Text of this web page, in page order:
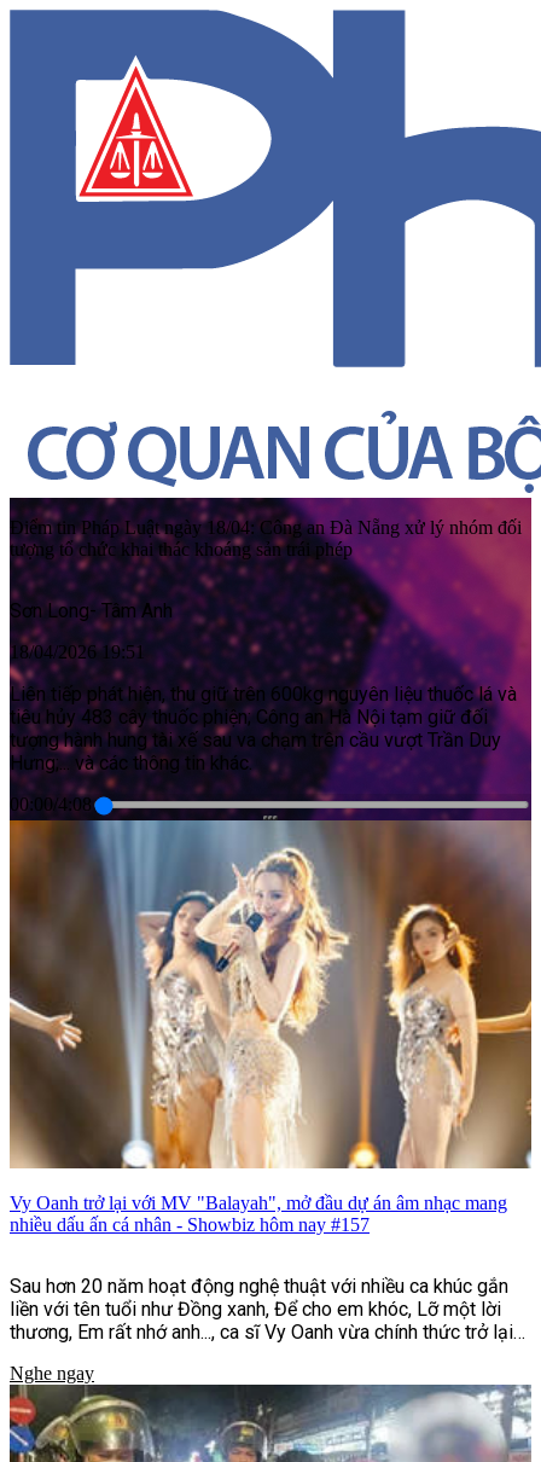
Điểm tin Pháp Luật ngày 18/04: Công an Đà Nẵng xử lý nhóm đối
tượng tổ chức khai thác khoáng sản trái phép
Sơn Long- Tâm Anh
18/04/2026 19:51
Liên tiếp phát hiện, thu giữ trên 600kg nguyên liệu thuốc lá và
tiêu hủy 483 cây thuốc phiện; Công an Hà Nội tạm giữ đối
tượng hành hung tài xế sau va chạm trên cầu vượt Trần Duy
Hưng;... và các thông tin khác.
00:00/4:08
Vy Oanh trở lại với MV "Balayah", mở đầu dự án âm nhạc mang
nhiều dấu ấn cá nhân - Showbiz hôm nay #157
Sau hơn 20 năm hoạt động nghệ thuật với nhiều ca khúc gắn
liền với tên tuổi như Đồng xanh, Để cho em khóc, Lỡ một lời
thương, Em rất nhớ anh..., ca sĩ Vy Oanh vừa chính thức trở lại
"Hai Bản Thể | UNFOLDED", đồng thời đánh dấu bước chuyển
mình rõ nét về hình ảnh, phong cách âm nhạc và định hướng
sáng tạo của nữ ca sĩ sau nhiều năm gắn bó với dòng nhạc
ballad.
Nghe ngay